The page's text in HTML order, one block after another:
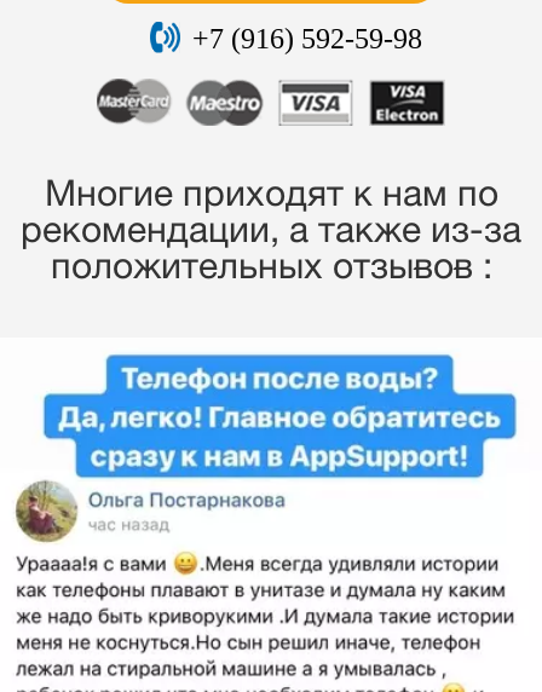
+7 (916) 592-59-98
Многие приходят к нам по
рекомендации, a также из-за
положительных отзывов :